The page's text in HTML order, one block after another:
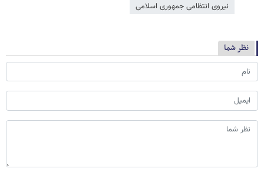
نیروی انتظامی جمهوری اسلامی
نظر شما